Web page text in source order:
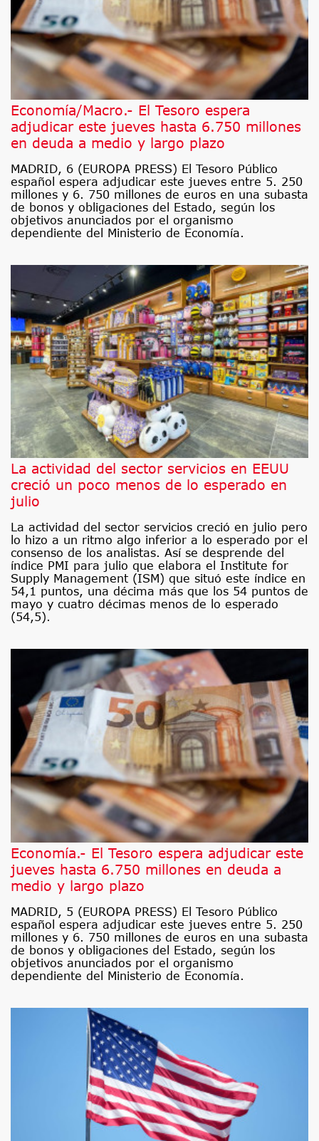
Economía/Macro.- El Tesoro espera
adjudicar este jueves hasta 6.750 millones
en deuda a medio y largo plazo
MADRID, 6 (EUROPA PRESS) El Tesoro Público
español espera adjudicar este jueves entre 5. 250
millones y 6. 750 millones de euros en una subasta
de bonos y obligaciones del Estado, según los
objetivos anunciados por el organismo
dependiente del Ministerio de Economía.
La actividad del sector servicios en EEUU
creció un poco menos de lo esperado en
julio
La actividad del sector servicios creció en julio pero
lo hizo a un ritmo algo inferior a lo esperado por el
consenso de los analistas. Así se desprende del
índice PMI para julio que elabora el Institute for
Supply Management (ISM) que situó este índice en
54,1 puntos, una décima más que los 54 puntos de
mayo y cuatro décimas menos de lo esperado
(54,5).
Economía.- El Tesoro espera adjudicar este
jueves hasta 6.750 millones en deuda a
medio y largo plazo
MADRID, 5 (EUROPA PRESS) El Tesoro Público
español espera adjudicar este jueves entre 5. 250
millones y 6. 750 millones de euros en una subasta
de bonos y obligaciones del Estado, según los
objetivos anunciados por el organismo
dependiente del Ministerio de Economía.